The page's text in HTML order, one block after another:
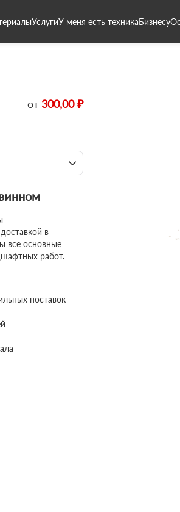
УслугиУ меня есть техникаБизнесу
от300,00 ₽
в
все основные
работ.
поставок